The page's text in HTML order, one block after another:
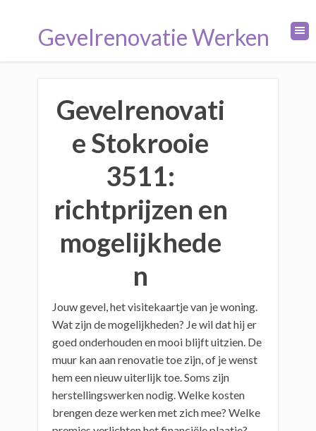
Gevelrenovatie Werken
Gevelrenovati
e Stokrooie
3511:
richtprijzen en
mogelijkhede
n
Jouw gevel, het visitekaartje van je woning.
Wat zijn de mogelijkheden? Je wil dat hij er
goed onderhouden en mooi blijft uitzien. De
muur kan aan renovatie toe zijn, of je wenst
hem een nieuw uiterlijk toe. Soms zijn
herstellingswerken nodig. Welke kosten
brengen deze werken met zich mee? Welke